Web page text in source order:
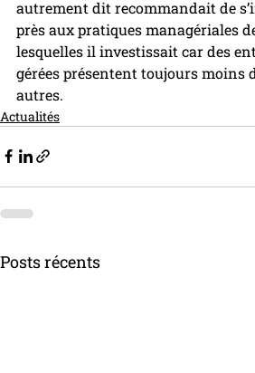
autrement dit recommandait de
près aux pratiques managériales
lesquelles il investissait car des
gérées présentent toujours moins
autres.
Actualités
Posts récents